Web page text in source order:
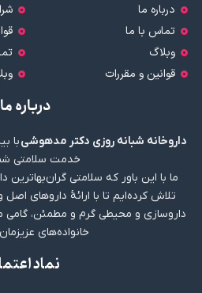
درباره ما
تماس با ما
وبلاگ
قوانین و مقررات
درباره ما
داروخانه شبانه روزی دکتر مدهوشی
خدمت سلامتی
ما با این باور که سلامتی گران‌بهاترین
تلاش کرده‌ایم تا با ارائهٔ داروهای
داروسازی و محیطی گرم و مطمئن،
خانواده‌های
نماد